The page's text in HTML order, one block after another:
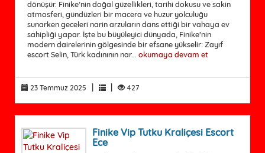
dönüşür. Finike’nin doğal güzellikleri, tarihi dokusu ve sakin
atmosferi, gündüzleri bir macera ve huzur yolculuğu
sunarken geceleri narin arzuların dans ettiği bir vahaya ev
sahipliği yapar. İşte bu büyüleyici dünyada, Finike’nin
modern dairelerinin gölgesinde bir efsane yükselir: Zayıf
escort Selin, Türk kadınının nar... okumaya devam et
23 Temmuz 2025 | | 427
Finike Vip Tutku Kraliçesi Escort
Ece